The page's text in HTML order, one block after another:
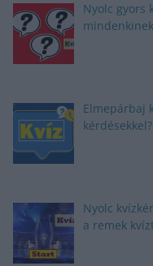
Nyolc gyors
mindenkinek
Elmepárbaj
kérdésekkel?
Nyolc
a remek